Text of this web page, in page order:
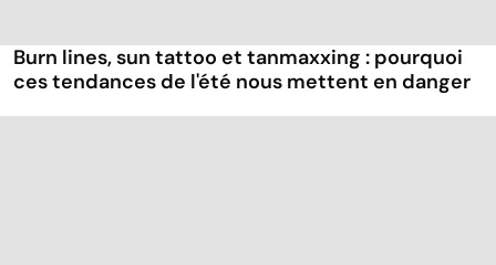
Burn lines, sun tattoo et tanmaxxing : pourquoi
ces tendances de l'été nous mettent en danger